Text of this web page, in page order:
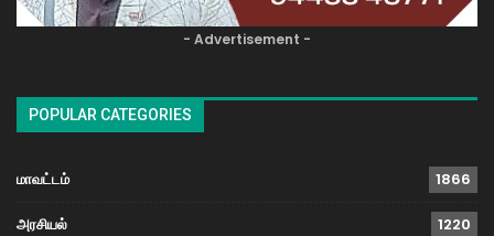
- Advertisement -
POPULAR CATEGORIES
மாவட்டம் 1866
அரசியல் 1220